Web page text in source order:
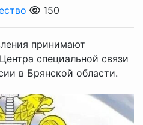
150
принимают
специальной связи
в Брянской области.